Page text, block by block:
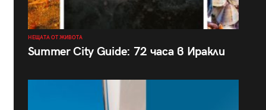
НЕЩАТА ОТ ЖИВОТА
Summer City Guide: 72 часа в Иракли